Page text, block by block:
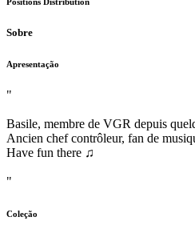
Sobre
Apresentação
"
Basile, membre de VGR depuis
Ancien chef contrôleur, fan de
Have fun there ♫
"
Coleção